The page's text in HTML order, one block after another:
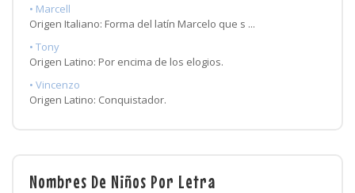
• Marcell
Origen Italiano: Forma del latín Marcelo que s ...
• Tony
Origen Latino: Por encima de los elogios.
• Vincenzo
Origen Latino: Conquistador.
Nombres De Niños Por Letra